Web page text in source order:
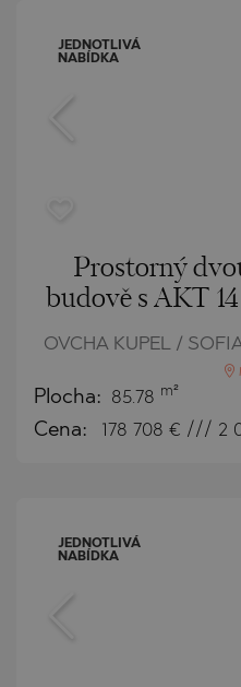
JEDNOTLIVÁ
NABÍDKA
Prostorný
budově s AKT
OVCHA KUPEL /
Plocha: 85.78 m²
Cena: 178 708 € /// 2
JEDNOTLIVÁ
NABÍDKA